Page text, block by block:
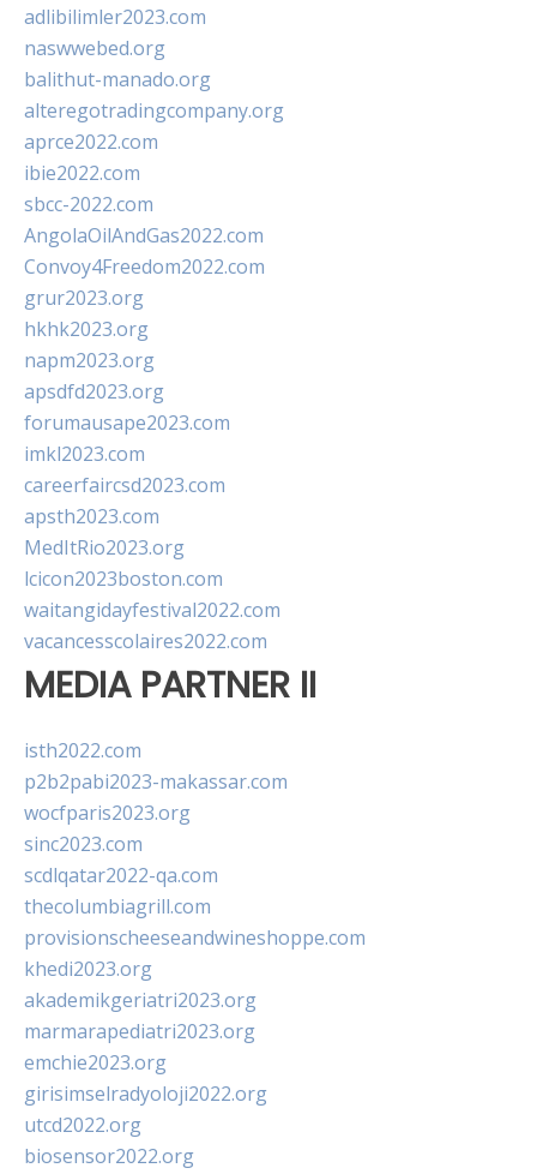
adlibilimler2023.com
naswwebed.org
balithut-manado.org
alteregotradingcompany.org
aprce2022.com
ibie2022.com
sbcc-2022.com
AngolaOilAndGas2022.com
Convoy4Freedom2022.com
grur2023.org
hkhk2023.org
napm2023.org
apsdfd2023.org
forumausape2023.com
imkl2023.com
careerfaircsd2023.com
apsth2023.com
MedItRio2023.org
lcicon2023boston.com
waitangidayfestival2022.com
vacancesscolaires2022.com
MEDIA PARTNER II
isth2022.com
p2b2pabi2023-makassar.com
wocfparis2023.org
sinc2023.com
scdlqatar2022-qa.com
thecolumbiagrill.com
provisionscheeseandwineshoppe.com
khedi2023.org
akademikgeriatri2023.org
marmarapediatri2023.org
emchie2023.org
girisimselradyoloji2022.org
utcd2022.org
biosensor2022.org